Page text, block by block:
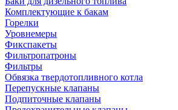
Комплектующие к бакам
Горелки
Уровнемеры
Фикспакеты
Фильтропатроны
Фильтры
Обвязка твердотопливного котла
Перепускные клапаны
Подпиточные клапаны